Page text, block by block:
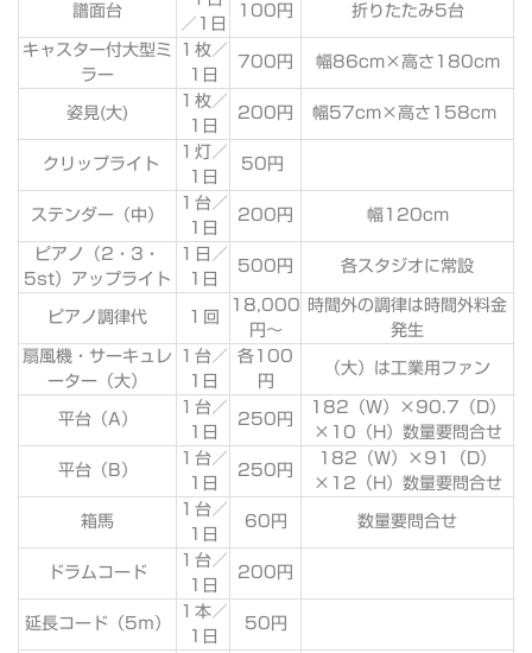
譜面台
／1日
100円 折りたたみ5台
キャスター付大型ミ
ラー
１枚／
1日
700円 幅86cm×高さ180cm
姿見(大)
１枚／
1日
200円 幅57cm×高さ158cm
クリップライト
１灯／
1日
50円
ステンダー（中）
１台／
1日
200円 幅120cm
ピアノ（2・3・
5st）アップライト
１日／
1日
500円 各スタジオに常設
ピアノ調律代 １回
18,000
円～
時間外の調律は時間外料金
発生
扇風機・サーキュレ
ーター（大）
１台／
1日
各100
円
（大）は工業用ファン
平台（A）
１台／
1日
250円
182（W）×90.7（D）
×10（H）数量要問合せ
平台（B）
１台／
1日
250円
182（W）×91（D）
×12（H）数量要問合せ
箱馬
１台／
1日
60円 数量要問合せ
ドラムコード
１台／
1日
200円
延長コード（5ｍ）
１本／
1日
50円